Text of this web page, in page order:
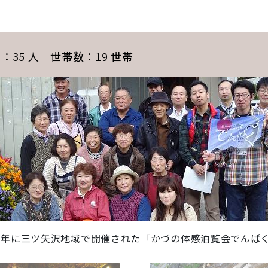
35 人 世帯数：19 世帯
に三ツ矢沢地域で開催された「かづの体感泊覧会でんぱ